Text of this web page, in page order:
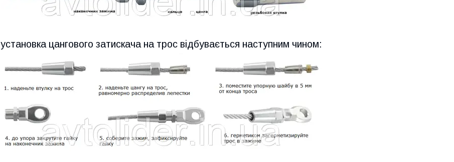
установка цангового затискача на трос відбувається наступним чином: